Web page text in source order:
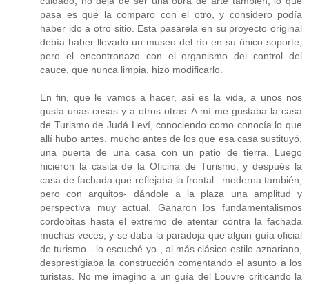
pasa es que la comparo con el otro, y considero podía
haber ido a otro sitio. Esta pasarela en su proyecto original
debía haber llevado un museo del río en su único soporte,
pero el encontronazo con el organismo del control del
cauce, que nunca limpia, hizo modificarlo.
En fin, que le vamos a hacer, así es la vida, a unos nos
gusta unas cosas y a otros otras. A mí me gustaba la casa
de Turismo de Judá Leví, conociendo como conocía lo que
allí hubo antes, mucho antes de los que esa casa sustituyó,
una puerta de una casa con un patio de tierra. Luego
hicieron la casita de la Oficina de Turismo, y después la
casa de fachada que reflejaba la frontal –moderna también,
pero con arquitos- dándole a la plaza una amplitud y
perspectiva muy actual. Ganaron los fundamentalismos
cordobitas hasta el extremo de atentar contra la fachada
muchas veces, y se daba la paradoja que algún guía oficial
de turismo - lo escuché yo-, al más clásico estilo aznariano,
desprestigiaba la construcción comentando el asunto a los
turistas. No me imagino a un guía del Louvre criticando la